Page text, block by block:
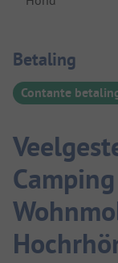
Betaling
Contante